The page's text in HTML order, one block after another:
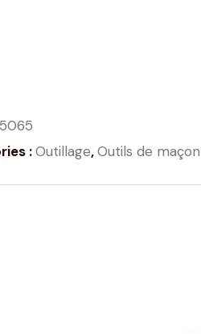
:Outillage,Outils de